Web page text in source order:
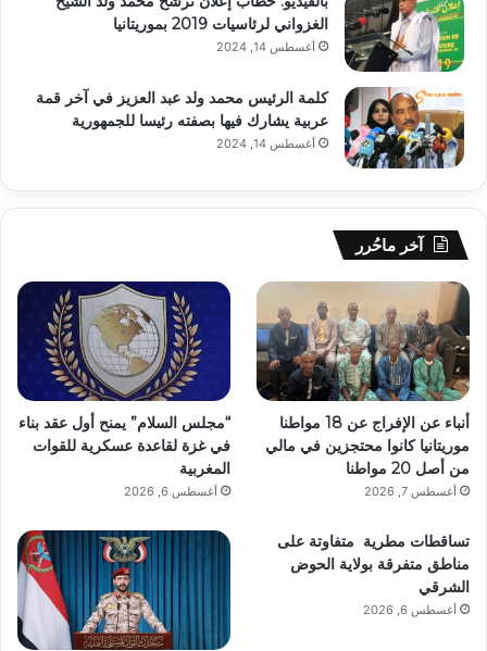
الغزواني لرئاسيات 2019 بموريتانيا
أغسطس 14, 2024
كلمة الرئيس محمد ولد عبد العزيز في آخر قمة
عربية يشارك فيها بصفته رئيسا للجمهورية
أغسطس 14, 2024
آخر ماحُرر
أنباء عن الإفراج عن 18 مواطنا
موريتانيا كانوا محتجزين في مالي
من أصل 20 مواطنا
أغسطس 7, 2026
“مجلس السلام” يمنح أول عقد بناء
في غزة لقاعدة عسكرية للقوات
المغربية
أغسطس 6, 2026
تساقطات مطرية متفاوتة على
مناطق متفرقة بولاية الحوض
الشرقي
أغسطس 6, 2026